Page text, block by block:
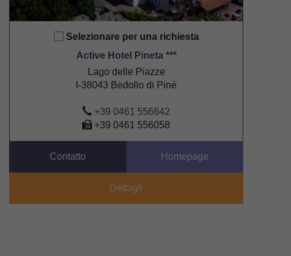
Selezionare per una richiesta
Active Hotel Pineta ***
Lago delle Piazze
I-38043 Bedollo di Piné
+39 0461 556642
+39 0461 556058
Contatto Homepage
Dettagli